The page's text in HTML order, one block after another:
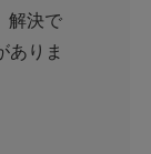
解決で
ありま